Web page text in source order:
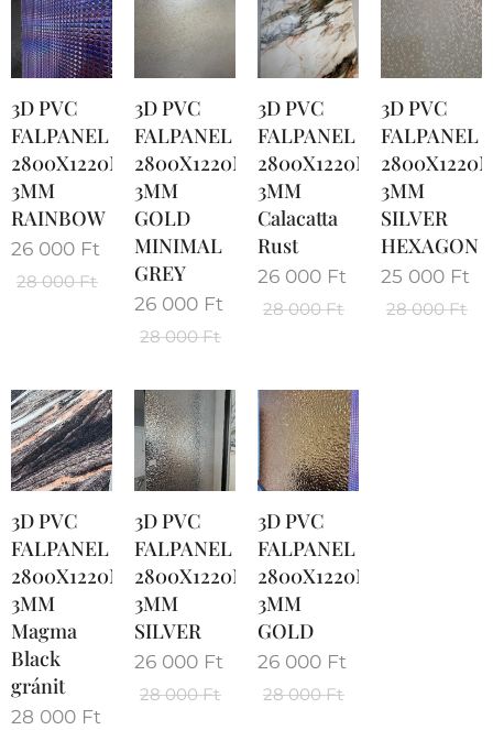
3D PVC
FALPANEL
2800X1220MM
3MM
RAINBOW
26 000 Ft
28 000Ft
3D PVC
FALPANEL
2800X1220MM
3MM
GOLD
MINIMAL
GREY
26 000 Ft
28 000Ft
3D PVC
FALPANEL
2800X1220MM
3MM
Calacatta
Rust
26 000 Ft
28 000Ft
3D PVC
FALPANEL
3MM
SILVER
HEXAGON
25 000 Ft
28 000Ft
3D PVC
FALPANEL
2800X1220MM
3MM
Magma
Black
gránit
28 000 Ft
3D PVC
FALPANEL
2800X1220MM
3MM
SILVER
26 000 Ft
28 000Ft
3D PVC
FALPANEL
2800X1220MM
3MM
GOLD
26 000 Ft
28 000Ft